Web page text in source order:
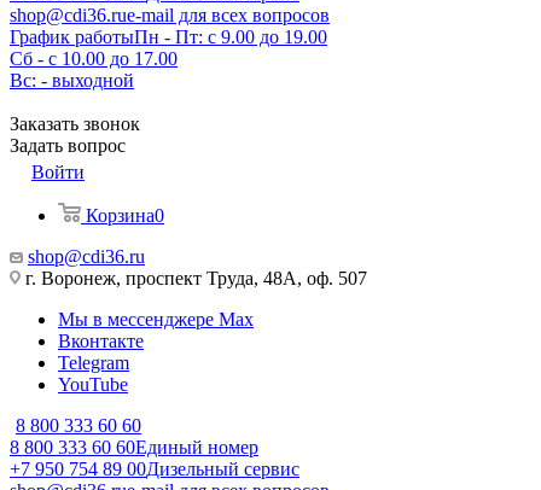
shop@cdi36.rue-mail для всех вопросов
График работыПн - Пт: с 9.00 до 19.00
Сб - с 10.00 до 17.00
Вс: - выходной
Заказать звонок
Задать вопрос
Войти
Корзина0
shop@cdi36.ru
г. Воронеж, проспект Труда, 48А, оф. 507
Мы в мессенджере Max
Вконтакте
Telegram
YouTube
8 800 333 60 60
8 800 333 60 60Единый номер
+7 950 754 89 00Дизельный сервис